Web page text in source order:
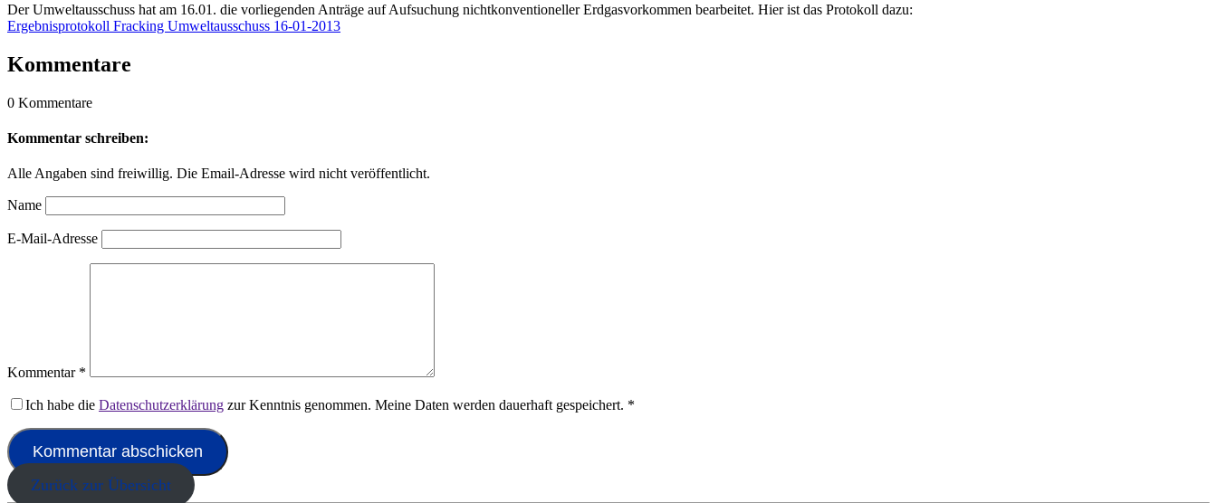
Der Umweltausschuss hat am 16.01. die vorliegenden Anträge auf Aufsuchung nichtkonventioneller Erdgasvorkommen bearbeitet. Hier ist das Protokoll dazu:
Ergebnisprotokoll Fracking Umweltausschuss 16-01-2013
Kommentare
0 Kommentare
Kommentar schreiben:
Alle Angaben sind freiwillig. Die Email-Adresse wird nicht veröffentlicht.
Name
E-Mail-Adresse
Kommentar *
Ich habe die Datenschutzerklärung zur Kenntnis genommen. Meine Daten werden dauerhaft gespeichert. *
Zurück zur Übersicht